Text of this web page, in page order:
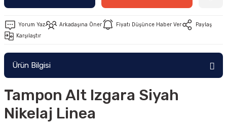
Yorum Yaz Arkadaşına Öner Fiyatı Düşünce Haber Ver
Paylaş
Karşılaştır
Ürün Bilgisi
Tampon Alt Izgara Siyah
Nikelaj Linea